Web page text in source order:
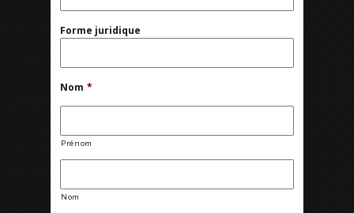
Forme juridique
Nom *
Prénom
Nom